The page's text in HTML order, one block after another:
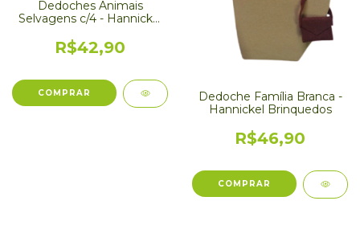
Dedoches Animais
Selvagens c/4 - Hannickel
R$42,90
Dedoche Família Branca -
Hannickel Brinquedos
R$46,90